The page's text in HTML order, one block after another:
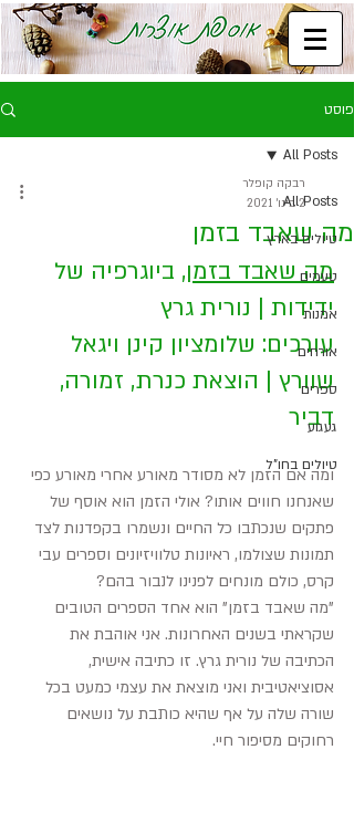
פוסט
All Posts
טיולים בארץ
טעמים
אמנות
אורחים
ספרים
געגוע
טיולים בחו"ל
All Posts
מה שאבד בזמן
רבקה קופלר
2 בינו׳ 2021
מה שאבד בזמן, ביוגרפיה של
ידידות | נורית גרץ
עורכים: שלומציון קינן ויגאל
שוורץ | הוצאת כנרת, זמורה,
דביר
ומה אם הזמן לא מסודר מאורע אחרי מאורע כפי
שאנחנו חווים אותו? אולי הזמן הוא אוסף של
פתקים שנכתבו כל החיים ונשמרו בקפדנות לצד
תמונות שצולמו, ראיונות טלוויזיונים וספרים עבי
קרס, כולם מונחים לפנינו לנבור בהם?
"מה שאבד בזמן" הוא אחד הספרים הטובים
שקראתי בשנים האחרונות. אני אוהבת את
הכתיבה של נורית גרץ. זו כתיבה אישית,
אסוציאטיבית ואני מוצאת את עצמי כמעט בכל
שורה שלה על אף שהיא כותבת על נושאים
רחוקים מסיפור חיי.